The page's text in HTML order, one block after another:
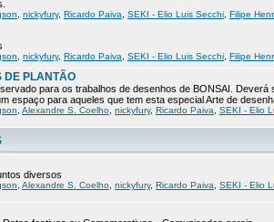
nickyfury, Ricardo Paiva SEKI - Elio Luis Secchi Filipe
nickyfury, Ricardo Paiva SEKI - Elio Luis Secchi Filipe
DE PLANTÃO
para os trabalhos de desenhos de BONSAI. Deverá
espaço para aqueles que tem esta especial Arte de
Alexandre S. Coelho nickyfury, Ricardo Paiva
SEKI - Elio
diversos
Alexandre S. Coelho nickyfury, Ricardo Paiva
SEKI - Elio